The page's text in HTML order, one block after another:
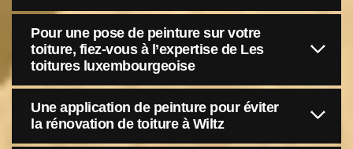
Pour une pose de peinture sur votre
toiture, fiez-vous à l’expertise de Les
toitures luxembourgeoise
Une application de peinture pour éviter
la rénovation de toiture à Wiltz